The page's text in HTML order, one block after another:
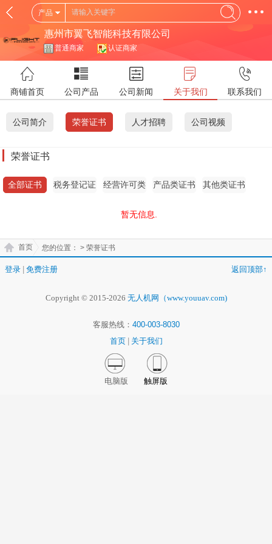
产品
惠州市翼飞智能科技有限公司
普通商家 认证商家
商铺首页 公司产品 公司新闻 关于我们 联系我们
公司简介 荣誉证书 人才招聘 公司视频
荣誉证书
全部证书 税务登记证
经营许可类
产品类证书 其他类证书
暂无信息.
您的位置：
首页 > 荣誉证书
登录 免费注册 返回顶部↑
Copyright © 2015-2026 无人机网（www.youuav.com)
客服热线： 400-003-8030
首页
关于我们
电脑版 触屏版